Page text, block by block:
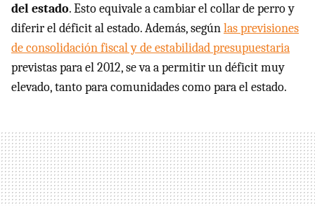
del estado. Esto equivale a cambiar el collar de perro y
diferir el déficit al estado. Además, segúnlas previsiones
de consolidación fiscal y de estabilidad presupuestaria
previstas para el 2012, se va a permitir un déficit muy
elevado, tanto para comunidades como para el estado.